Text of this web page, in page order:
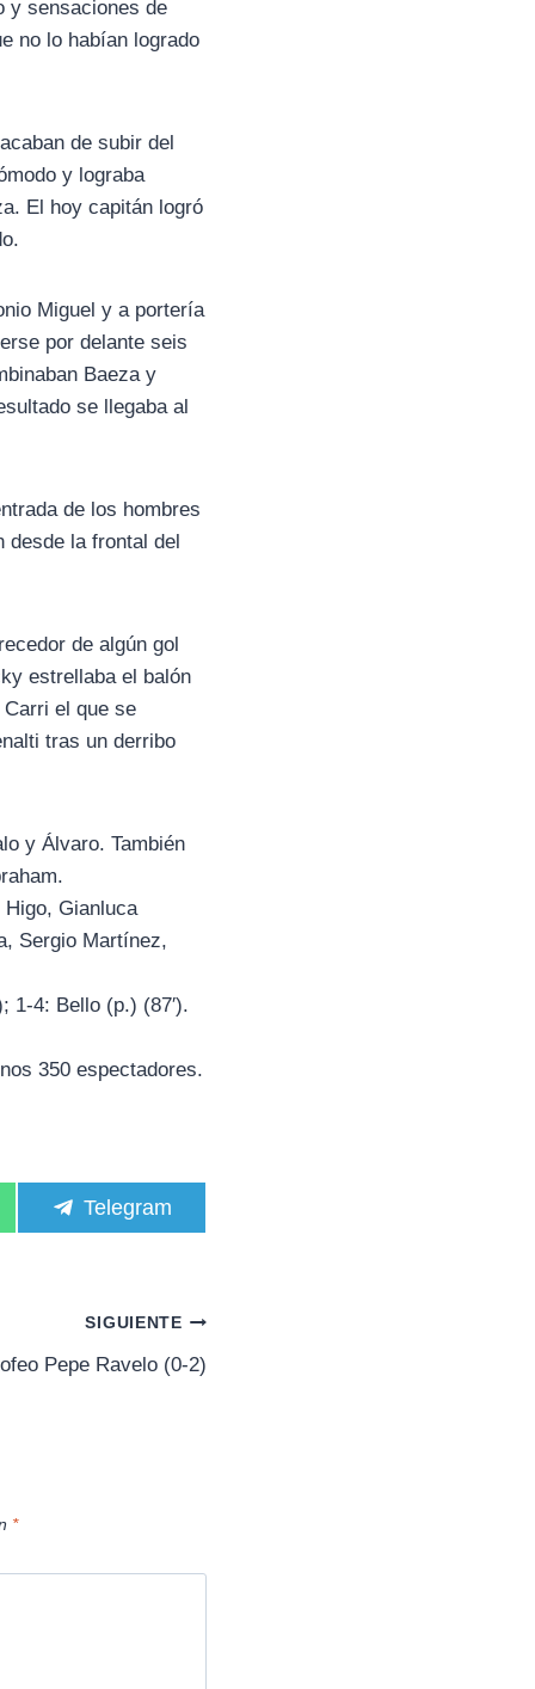
y sensaciones de
no lo habían logrado
de subir del
y lograba
El hoy capitán logró
Miguel y a portería
por delante seis
Baeza y
se llegaba al
de los hombres
desde la frontal del
de algún gol
estrellaba el balón
el que se
tras un derribo
y Álvaro. También
Gianluca
Sergio Martínez,
1-4: Bello (p.) (87′).
350 espectadores.
C
o
r
t
i
r
Telegram
SIGUIENTE
Pepe Ravelo (0-2)
*